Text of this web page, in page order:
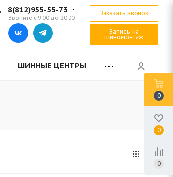
8(812)955-55-73
Звоните с 9:00 до 20:00
Заказать звонок
Запись на
шиномонтаж
ШИННЫЕ ЦЕНТРЫ
0
0
0